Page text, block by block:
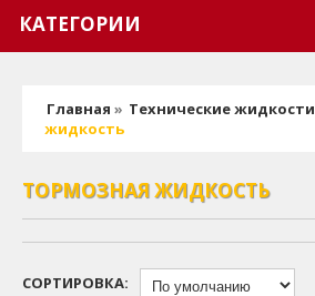
КАТЕГОРИИ
Главная » Технические жидкости
жидкость
ТОРМОЗНАЯ ЖИДКОСТЬ
СОРТИРОВКА: